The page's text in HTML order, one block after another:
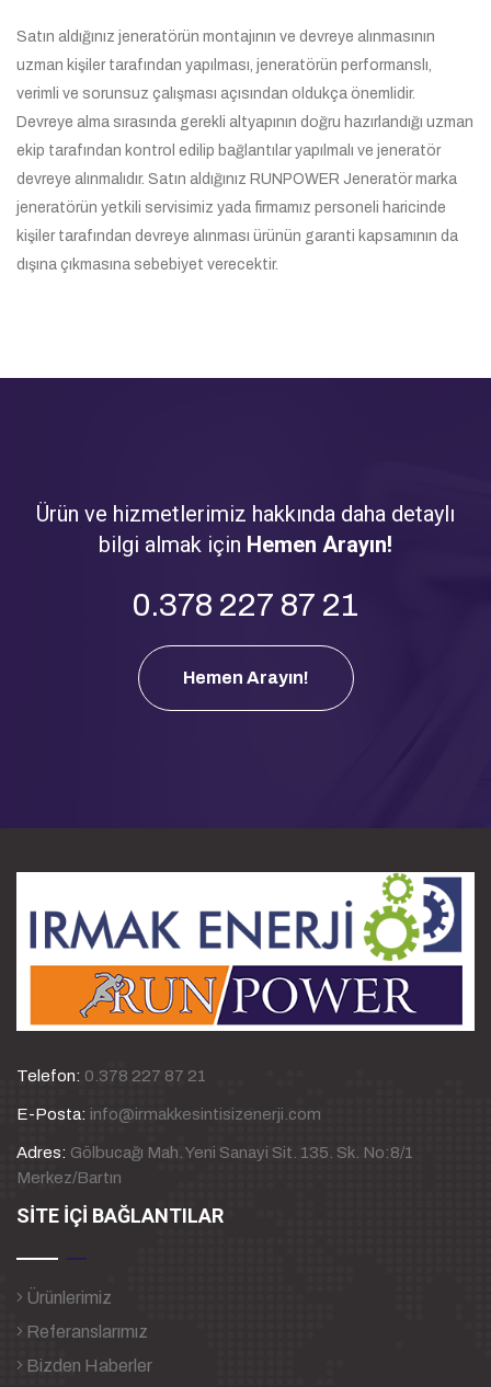
Satın aldığınız jeneratörün montajının ve devreye alınmasının
uzman kişiler tarafından yapılması, jeneratörün performanslı,
verimli ve sorunsuz çalışması açısından oldukça önemlidir.
Devreye alma sırasında gerekli altyapının doğru hazırlandığı uzman
ekip tarafından kontrol edilip bağlantılar yapılmalı ve jeneratör
devreye alınmalıdır. Satın aldığınız RUNPOWER Jeneratör marka
jeneratörün yetkili servisimiz yada firmamız personeli haricinde
kişiler tarafından devreye alınması ürünün garanti kapsamının da
dışına çıkmasına sebebiyet verecektir.
Ürün ve hizmetlerimiz hakkında daha detaylı
bilgi almak için Hemen Arayın!
0.378 227 87 21
Hemen Arayın!
Telefon: 0.378 227 87 21
E-Posta: info@irmakkesintisizenerji.com
Adres: Gölbucağı Mah. Yeni Sanayi Sit. 135. Sk. No:8/1
Merkez/Bartın
SİTE İÇİ BAĞLANTILAR
Ürünlerimiz
Referanslarımız
Bizden Haberler